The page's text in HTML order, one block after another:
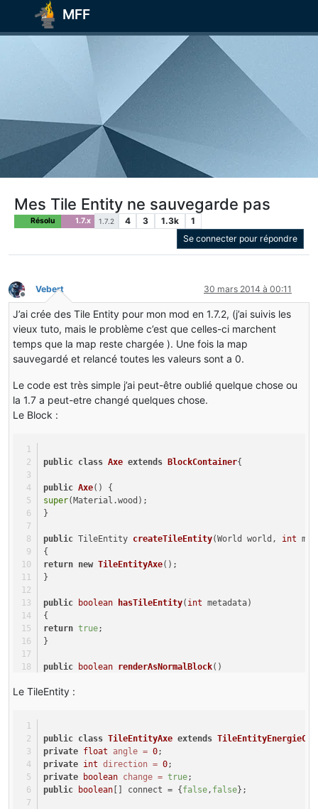
MFF
Mes Tile Entity ne sauvegarde pas
Résolu 1.7.x 1.7.2 4 3 1.3k
1
Se connecter pour répondre
Hors-ligne
Vebert 30 mars 2014 à 00:11
J’ai crée des Tile Entity pour mon mod en 1.7.2, (j’ai suivis les
vieux tuto, mais le problème c’est que celles-ci marchent
temps que la map reste chargée ). Une fois la map
sauvegardé et relancé toutes les valeurs sont a 0.
Le code est très simple j’ai peut-être oublié quelque chose ou
la 1.7 a peut-etre changé quelques chose.
Le Block :
public class Axe extends BlockContainer{
public Axe()
{
super(Material.wood);
}
public TileEntity createTileEntity(World world, int
{
return new TileEntityAxe();
}
public boolean hasTileEntity( int metadata)
{
return true;
}
public boolean renderAsNormalBlock()
return
{
return
false;
}
/**
Le TileEntity :
public class TileEntityAxe extends
private float angle = 0;
private int direction = 0;
private
boolean change = true;
public
boolean [] connect = {false , false};